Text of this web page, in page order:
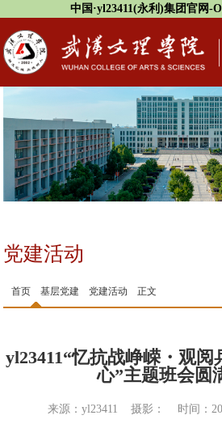
中国·yl23411(永利)集团官网-
党建活动
首页 基层党建 党建活动 正文
yl23411“忆抗战峥嵘・观
心”主题班会圆
来源：yl23411 摄影： 时间：